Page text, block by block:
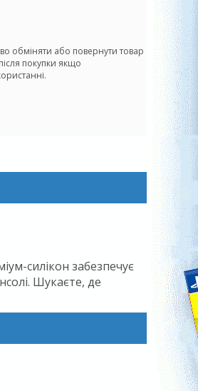
обміняти або повернути товар
покупки якщо
силікон забезпечує
Шукаєте, де